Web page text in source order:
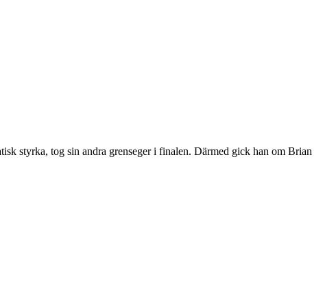
styrka, tog sin andra grenseger i finalen. Därmed gick han om Brian